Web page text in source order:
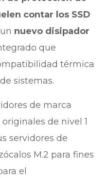
contar los SSD
nuevo disipador
que
térmica
sistemas.
de marca
de nivel 1
servidores de
M.2 para fines
el